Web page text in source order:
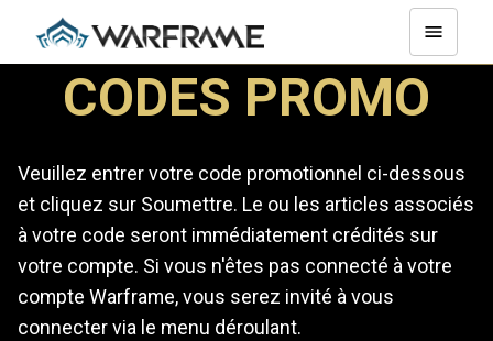
CODES PROMO
Veuillez entrer votre code promotionnel ci-dessous
et cliquez sur Soumettre. Le ou les articles associés
à votre code seront immédiatement crédités sur
votre compte. Si vous n'êtes pas connecté à votre
compte Warframe, vous serez invité à vous
connecter via le menu déroulant.